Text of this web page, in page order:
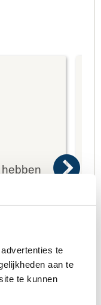
te
aan te
te kunnen
om alle
te